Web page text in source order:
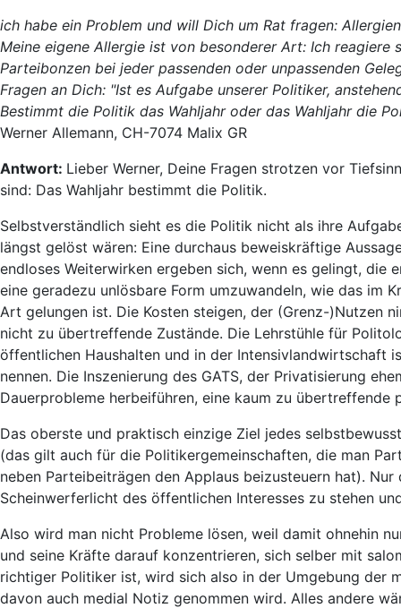
ich habe ein Problem und will Dich um Rat fragen:
Meine eigene Allergie ist von besonderer Art: Ich
Parteibonzen bei jeder passenden oder unpassenden
Fragen an Dich: "Ist es Aufgabe unserer Politiker,
Bestimmt die Politik das Wahljahr oder das Wahljahr die
Werner Allemann, CH-7074 Malix GR
Antwort: Lieber Werner, Deine Fragen strotzen vor
sind: Das Wahljahr bestimmt die Politik.
Selbstverständlich sieht es die Politik nicht als ihre
längst gelöst wären: Eine durchaus beweiskräftige
endloses Weiterwirken ergeben sich, wenn es gelingt, die
eine geradezu unlösbare Form umzuwandeln, wie das im
Art gelungen ist. Die Kosten steigen, der (Grenz-)Nutzen
nicht zu übertreffende Zustände. Die Lehrstühle für
öffentlichen Haushalten und in der Intensivlandwirtschaft
nennen. Die Inszenierung des GATS, der Privatisierung
Dauerprobleme herbeiführen, eine kaum zu übertreffende
Das oberste und praktisch einzige Ziel jedes
(das gilt auch für die Politikergemeinschaften, die man
neben Parteibeiträgen den Applaus beizusteuern hat).
Scheinwerferlicht des öffentlichen Interesses zu stehen
Also wird man nicht Probleme lösen, weil damit ohnehin
und seine Kräfte darauf konzentrieren, sich selber mit
richtiger Politiker ist, wird sich also in der Umgebung der
davon auch medial Notiz genommen wird. Alles andere